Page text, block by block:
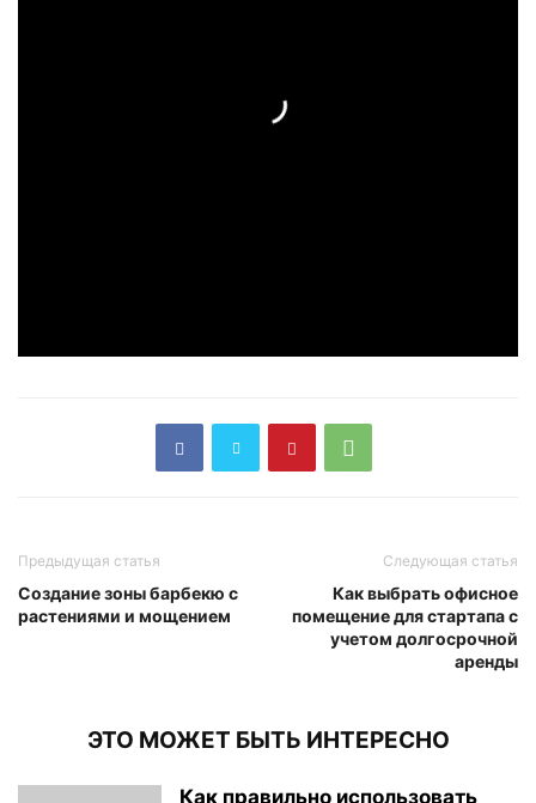
Предыдущая статья
Создание зоны барбекю с
растениями и мощением
Следующая статья
Как выбрать офисное
помещение для стартапа с
учетом долгосрочной
аренды
ЭТО МОЖЕТ БЫТЬ ИНТЕРЕСНО
Как правильно использовать